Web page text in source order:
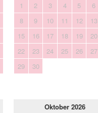
1
2 3 4 5 6
8
9 10 11 12 13
15
16 17 18 19 20
22
23 24 25 26 27
29
30
Oktober 2026